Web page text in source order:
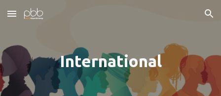
Skip to main content Skip to navigation
International